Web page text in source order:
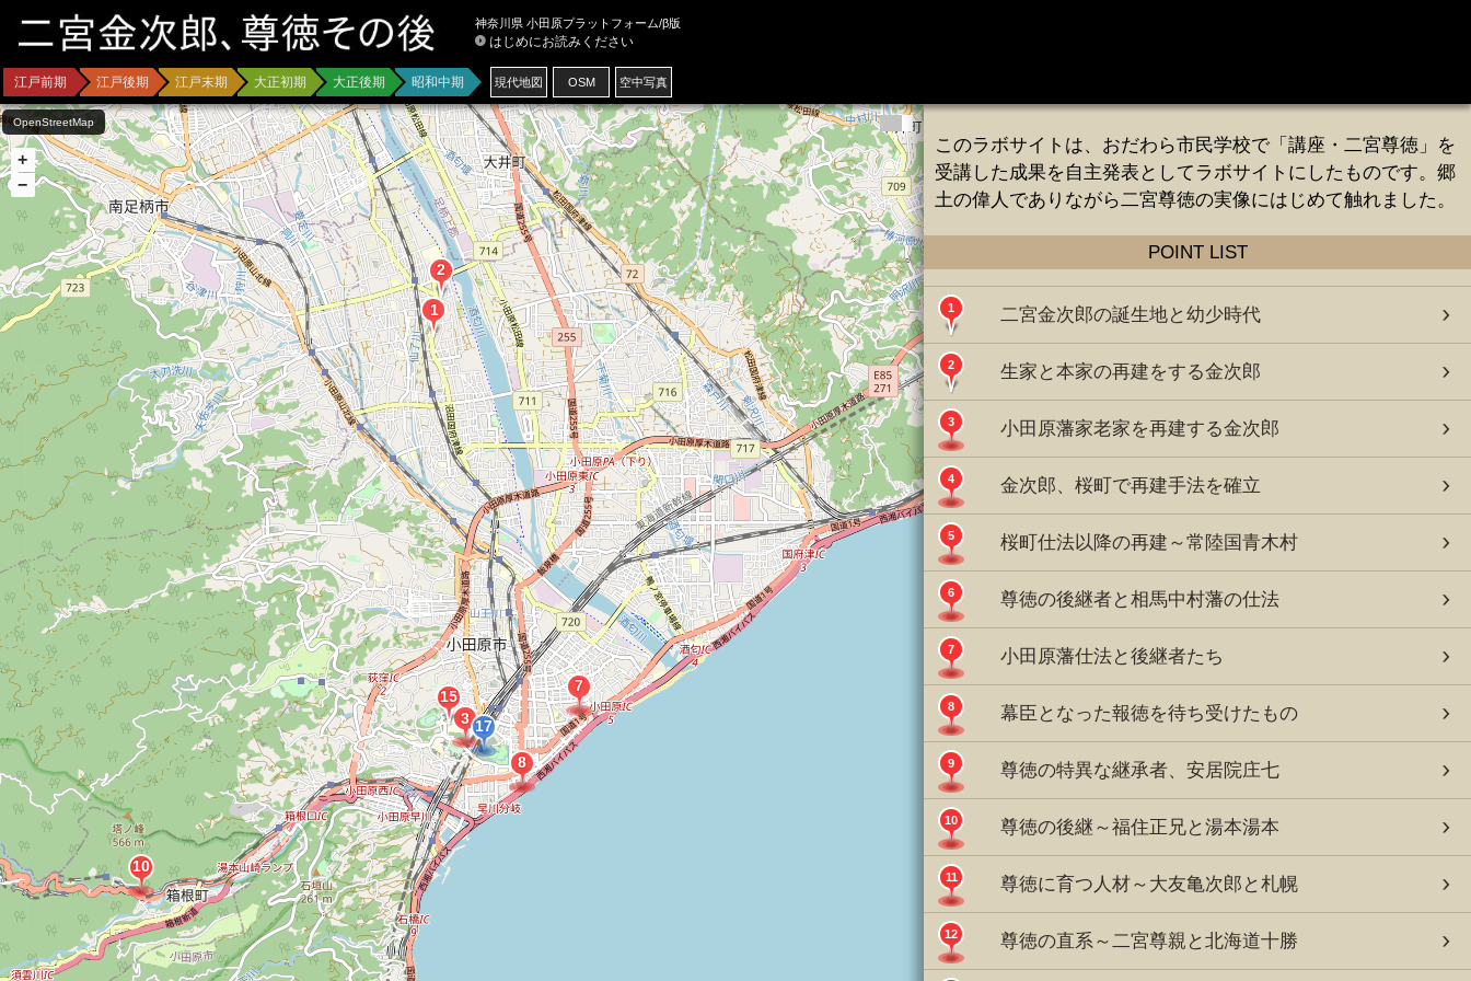
神奈川県 小田原プラットフォーム/β版
はじめにお読みください
江戸前期 江戸後期 江戸末期 大正初期 大正後期 昭和中期 現代地図 OSM 空中写真
OpenStreetMap
+
−
このラボサイトは、おだわら市民学校で「講座・二宮尊徳」を
受講した成果を自主発表としてラボサイトにしたものです。郷
土の偉人でありながら二宮尊徳の実像にはじめて触れました。
POINT LIST
1 二宮金次郎の誕生地と幼少時代
2 生家と本家の再建をする金次郎
3 小田原藩家老家を再建する金次郎
4 金次郎、桜町で再建手法を確立
5 桜町仕法以降の再建～常陸国青木村
6 尊徳の後継者と相馬中村藩の仕法
7 小田原藩仕法と後継者たち
8 幕臣となった報徳を待ち受けたもの
9 尊徳の特異な継承者、安居院庄七
10 尊徳の後継～福住正兄と湯本湯本
11 尊徳に育つ人材～大友亀次郎と札幌
12 尊徳の直系～二宮尊親と北海道十勝